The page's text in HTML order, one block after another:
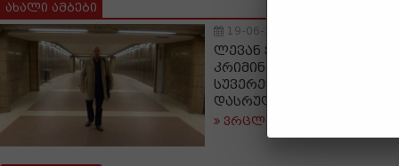
ახალი ამბები
19-06-2022
ლევან ჭოტორლიშვილი:
კრიმინალთან
სუვერენიტეტზე უარის
დასრულების საბაბით
ვრცლად